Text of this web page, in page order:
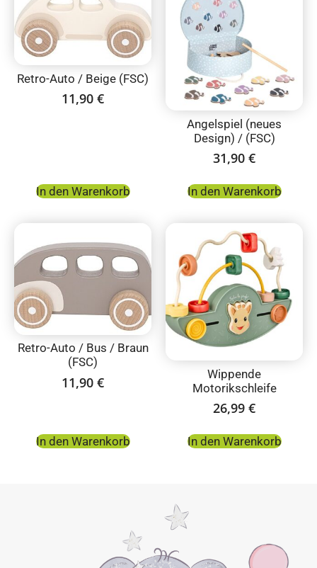
Retro-Auto / Beige (FSC)
11,90 €
In den Warenkorb
Angelspiel (neues
Design) / (FSC)
31,90 €
In den Warenkorb
Retro-Auto / Bus / Braun
(FSC)
11,90 €
In den Warenkorb
Wippende
Motorikschleife
26,99 €
In den Warenkorb